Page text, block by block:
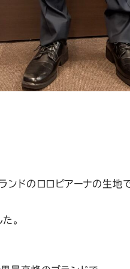
ンドのロロピアーナの生地
。